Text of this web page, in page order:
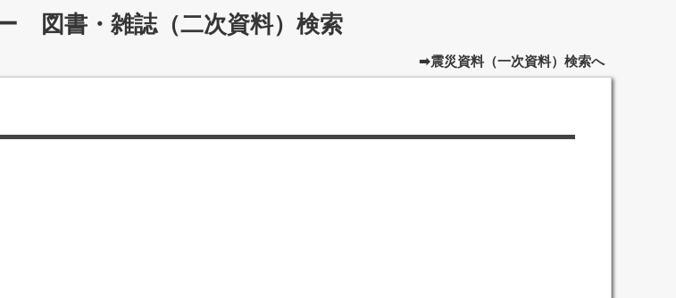
図書・雑誌（二次資料）検索
➡震災資料（一次資料）検索へ